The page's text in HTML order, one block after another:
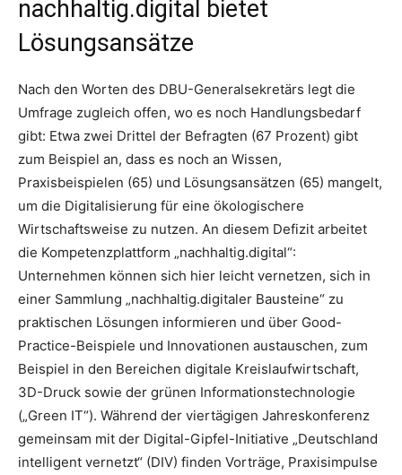
nachhaltig.digital bietet
Lösungsansätze
Nach den Worten des DBU-Generalsekretärs legt die
Umfrage zugleich offen, wo es noch Handlungsbedarf
gibt: Etwa zwei Drittel der Befragten (67 Prozent) gibt
zum Beispiel an, dass es noch an Wissen,
Praxisbeispielen (65) und Lösungsansätzen (65) mangelt,
um die Digitalisierung für eine ökologischere
Wirtschaftsweise zu nutzen. An diesem Defizit arbeitet
die Kompetenzplattform „nachhaltig.digital“:
Unternehmen können sich hier leicht vernetzen, sich in
einer Sammlung „nachhaltig.digitaler Bausteine“ zu
praktischen Lösungen informieren und über Good-
Practice-Beispiele und Innovationen austauschen, zum
Beispiel in den Bereichen digitale Kreislaufwirtschaft,
3D-Druck sowie der grünen Informationstechnologie
(„Green IT“). Während der viertägigen Jahreskonferenz
gemeinsam mit der Digital-Gipfel-Initiative „Deutschland
intelligent vernetzt“ (DIV) finden Vorträge, Praxisimpulse